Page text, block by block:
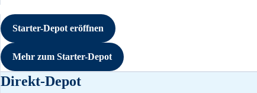
Starter-Depot eröffnen
Mehr zum Starter-Depot
Direkt-Depot